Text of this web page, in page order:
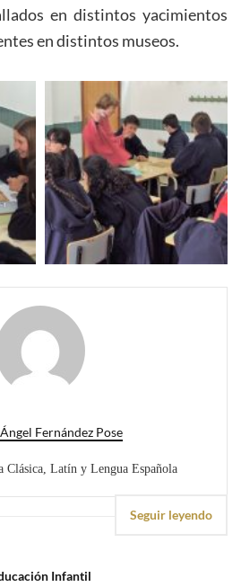
en distintos yacimientos
en distintos museos.
Fernández Pose
Clásica, Latín y Lengua Española
Seguir leyendo
Infantil